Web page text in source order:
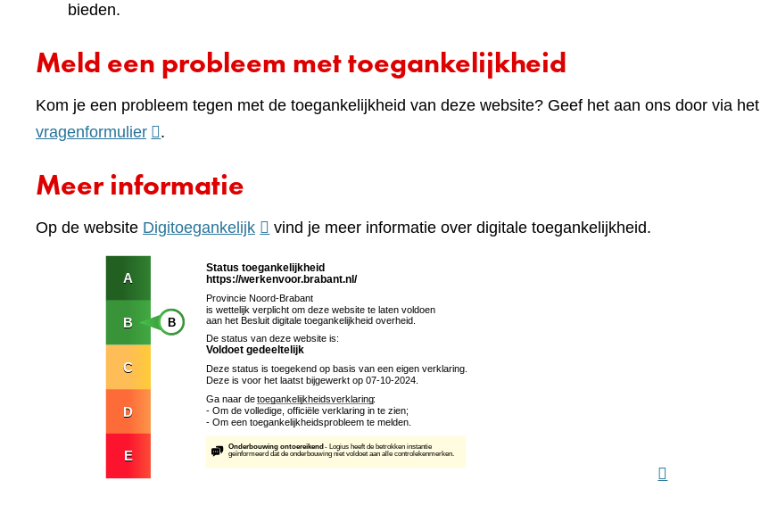
bieden.
Meld een probleem met toegankelijkheid
Kom je een probleem tegen met de toegankelijkheid van deze website? Geef het aan ons door via het
vragenformulier(verwijst
een
website)
.
Meer informatie
Op de website Digitoegankelijk(verwijst
een
andere
website)
vind je meer informatie over digitale toegankelijkheid.